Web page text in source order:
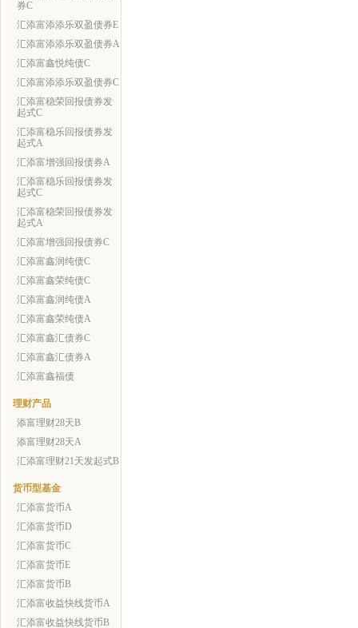
券C
汇添富添添乐双盈债券E
汇添富添添乐双盈债券A
汇添富鑫悦纯债C
汇添富添添乐双盈债券C
汇添富稳荣回报债券发
起式C
汇添富稳乐回报债券发
起式A
汇添富增强回报债券A
汇添富稳乐回报债券发
起式C
汇添富稳荣回报债券发
起式A
汇添富增强回报债券C
汇添富鑫润纯债C
汇添富鑫荣纯债C
汇添富鑫润纯债A
汇添富鑫荣纯债A
汇添富鑫汇债券C
汇添富鑫汇债券A
汇添富鑫福债
理财产品
添富理财28天B
添富理财28天A
汇添富理财21天发起式B
货币型基金
汇添富货币A
汇添富货币D
汇添富货币C
汇添富货币E
汇添富货币B
汇添富收益快线货币A
汇添富收益快线货币B